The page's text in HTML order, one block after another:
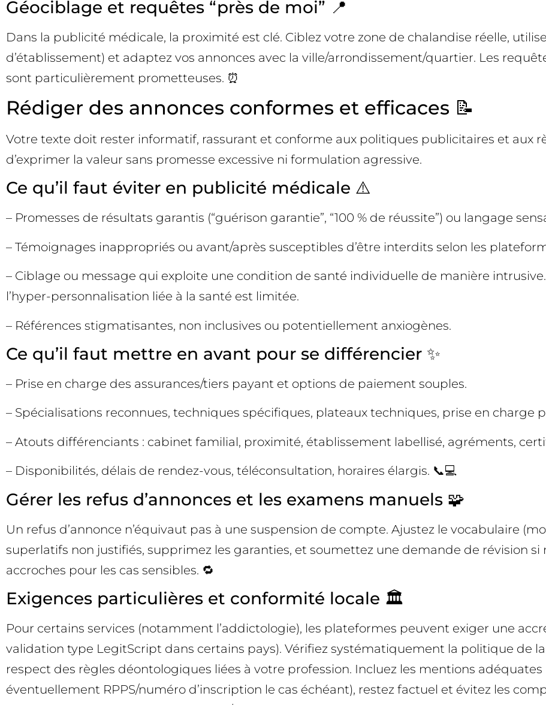
Géociblage et requêtes “près de moi” 📍
Dans la publicité médicale, la proximité est clé. Ciblez votre zone de chalandise réelle,
d’établissement) et adaptez vos annonces avec la ville/arrondissement/quartier. Les
sont particulièrement prometteuses. ⏰
Rédiger des annonces conformes et efficaces 📝
Votre texte doit rester informatif, rassurant et conforme aux politiques publicitaires et aux
d’exprimer la valeur sans promesse excessive ni formulation agressive.
Ce qu’il faut éviter en publicité médicale ⚠️
– Promesses de résultats garantis (“guérison garantie”, “100 % de réussite”) ou langage
– Témoignages inappropriés ou avant/après susceptibles d’être interdits selon les
– Ciblage ou message qui exploite une condition de santé individuelle de manière
l’hyper-personnalisation liée à la santé est limitée.
– Références stigmatisantes, non inclusives ou potentiellement anxiogènes.
Ce qu’il faut mettre en avant pour se différencier ✨
– Prise en charge des assurances/tiers payant et options de paiement souples.
– Spécialisations reconnues, techniques spécifiques, plateaux techniques, prise en charge
– Atouts différenciants : cabinet familial, proximité, établissement labellisé, agréments,
– Disponibilités, délais de rendez-vous, téléconsultation, horaires élargis. 📞💻
Gérer les refus d’annonces et les examens manuels 🧩
Un refus d’annonce n’équivaut pas à une suspension de compte. Ajustez le vocabulaire
superlatifs non justifiés, supprimez les garanties, et soumettez une demande de révision si
accroches pour les cas sensibles. 🔁
Exigences particulières et conformité locale 🏛️
Pour certains services (notamment l’addictologie), les plateformes peuvent exiger une
validation type LegitScript dans certains pays). Vérifiez systématiquement la politique de
respect des règles déontologiques liées à votre profession. Incluez les mentions
éventuellement RPPS/numéro d’inscription le cas échéant), restez factuel et évitez les